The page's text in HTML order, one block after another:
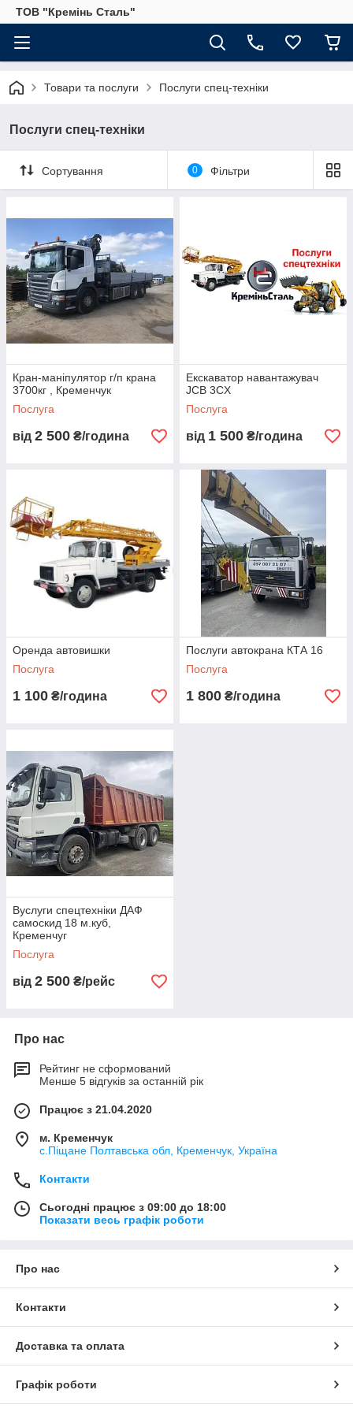
ТОВ "Кремінь Сталь"
Товари та послуги Послуги спец-техніки
Послуги спец-техніки
Сортування 0 Фільтри
Кран-маніпулятор г/п крана
3700кг , Кременчук
Послуга
від 2 500 ₴/година
Екскаватор навантажувач
JCB 3CX
Послуга
від 1 500 ₴/година
Оренда автовишки
Послуга
1 100 ₴/година
Послуги автокрана КТА 16
Послуга
1 800 ₴/година
Вуслуги спецтехніки ДАФ
самоскид 18 м.куб,
Кременчуг
Послуга
від 2 500 ₴/рейс
Про нас
Рейтинг не сформований
Менше 5 відгуків за останній рік
Працює з 21.04.2020
м. Кременчук
с.Піщане Полтавська обл, Кременчук, Україна
Контакти
Сьогодні працює з 09:00 до 18:00
Показати весь графік роботи
Про нас
Контакти
Доставка та оплата
Графік роботи